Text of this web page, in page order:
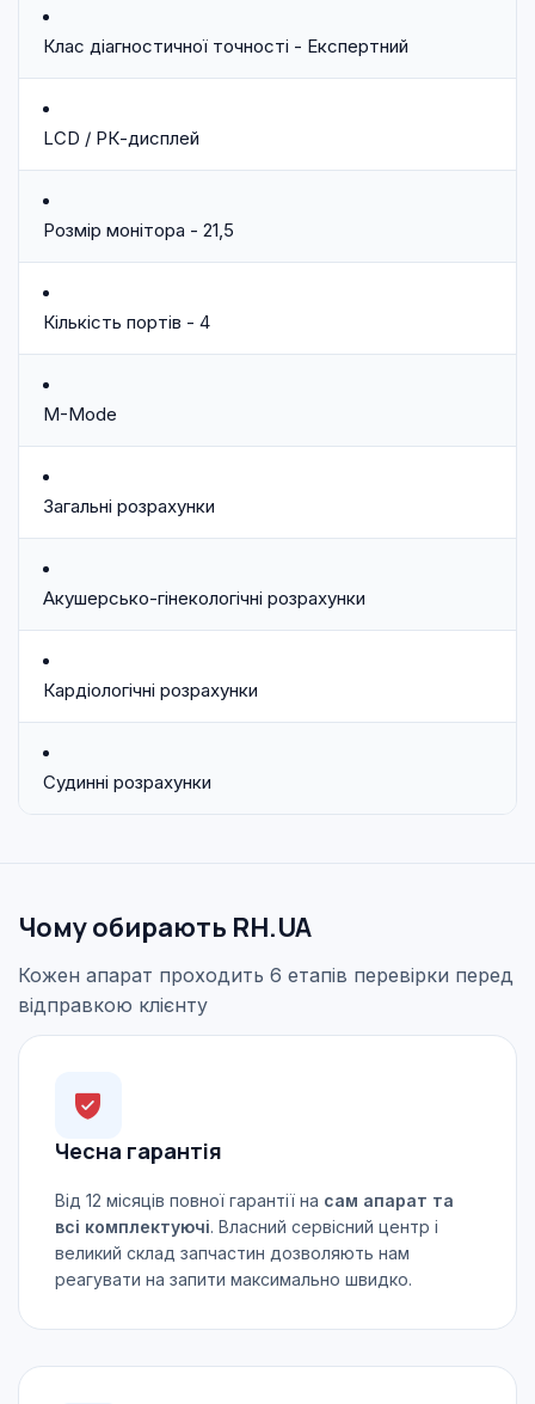
Клас діагностичної точності - Експертний
LCD / РК-дисплей
Розмір монітора - 21,5
Кількість портів - 4
M-Mode
Загальні розрахунки
Акушерсько-гінекологічні розрахунки
Кардіологічні розрахунки
Судинні розрахунки
Чому обирають RH.UA
Кожен апарат проходить 6 етапів перевірки перед
відправкою клієнту
Чесна гарантія
Від 12 місяців повної гарантії на сам апарат та
всі комплектуючі. Власний сервісний центр і
великий склад запчастин дозволяють нам
реагувати на запити максимально швидко.